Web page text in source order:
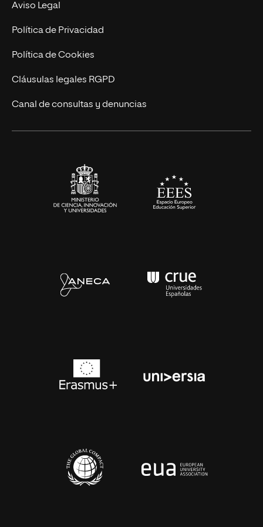
Marketing y Comunicación
Ingeniería
Diseño
Ciencias de la Salud
Contacto
Aviso Legal
Política de Privacidad
Política de Cookies
Cláusulas legales RGPD
Canal de consultas y denuncias